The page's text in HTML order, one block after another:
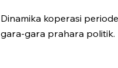
Dinamika koperasi
gara-gara prahara politik.